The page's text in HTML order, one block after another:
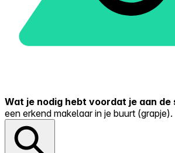
Wat je nodig hebt voordat je aan de
een erkend makelaar in je buurt (grapje).